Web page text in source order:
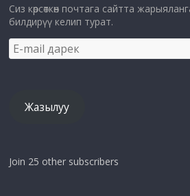
Сиз көрсөткөн почтага сайтта
билдирүү келип турат.
E-
mail
Жазылуу
Join 25 other subscribers